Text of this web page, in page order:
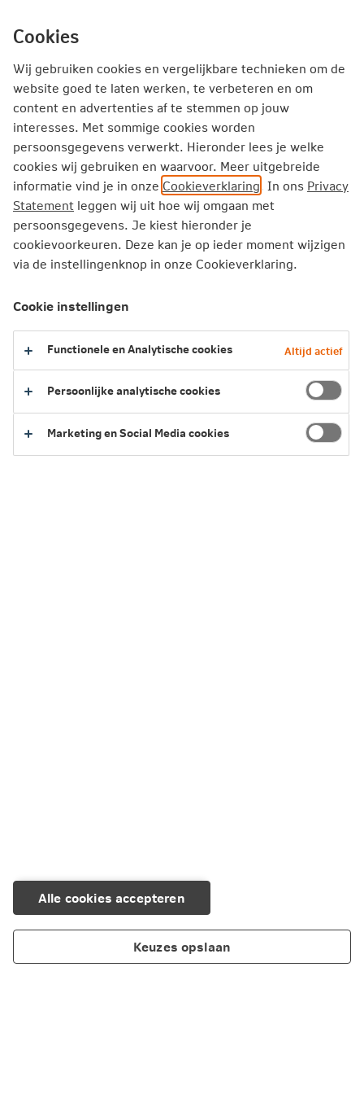
direct
naar
Producten Service en Contact Inspiratie
Particulier Zorgverzekering
Vergoedingen
Sta-orthese
Sta-orthese
Een sta-orthese vervangt zo goed mogelijk een verloren
gegane lichaamsfunctie. Sta-orthesen zijn bijvoorbeeld
een staplank, statafel en sta-unit.
2025
Terug naar het overzicht van vergoedingen
Cookies
Wij gebruiken cookies en vergelijkbare technieken om de
website goed te laten werken, te verbeteren en om
content en advertenties af te stemmen op jouw
interesses. Met sommige cookies worden
persoonsgegevens verwerkt. Hieronder lees je welke
cookies wij gebruiken en waarvoor. Meer uitgebreide
informatie vind je in onze Cookieverklaring. In ons Privacy
Statement leggen wij uit hoe wij omgaan met
persoonsgegevens. Je kiest hieronder je
cookievoorkeuren. Deze kan je op ieder moment wijzigen
via de instellingenknop in onze Cookieverklaring.
Alle cookies accepteren
Cookie instellingen
Functionele en Analytische cookies Altijd actief
Persoonlijke analytische cookies
Marketing en Social Media cookies
Keuzes opslaan